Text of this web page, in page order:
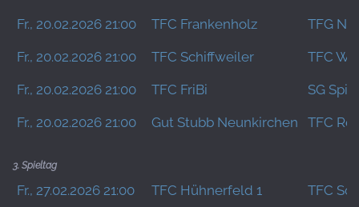
Fr., 20.02.2026 21:00 TFC Frankenholz TFG
Fr., 20.02.2026 21:00 TFC Schiffweiler TFC
Fr., 20.02.2026 21:00 TFC FriBi SG
Fr., 20.02.2026 21:00 Gut Stubb Neunkirchen TFC
3. Spieltag
Fr., 27.02.2026 21:00 TFC Hühnerfeld 1 TFC